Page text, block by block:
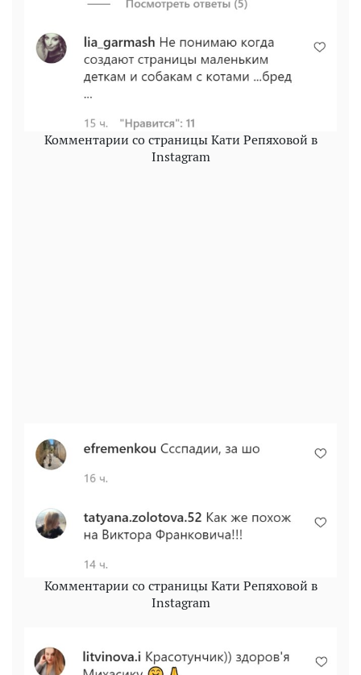
Комментарии со страницы Кати Репяховой в
Instagram
Комментарии со страницы Кати Репяховой в
Instagram